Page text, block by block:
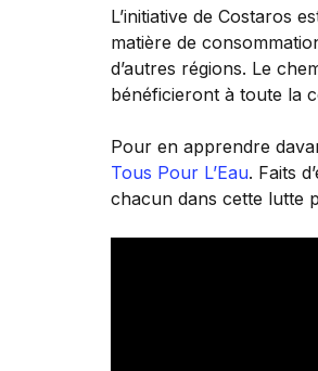
L’initiative de Costaros
matière de
d’autres régions. Le
bénéficieront à toute la
Pour en apprendre
Tous Pour L’Eau. Faits
chacun dans cette lutte